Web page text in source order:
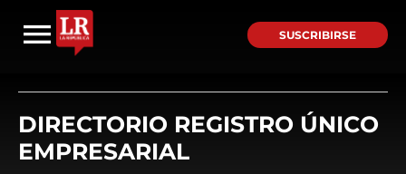
SUSCRIBIRSE
DIRECTORIO REGISTRO ÚNICO
EMPRESARIAL